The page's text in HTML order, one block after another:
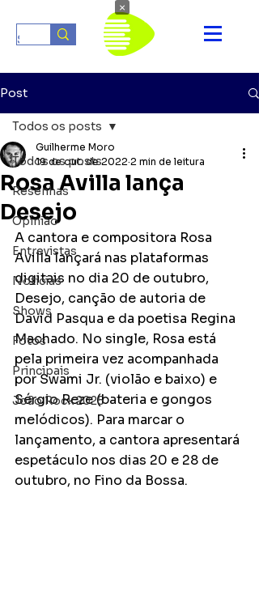
Post
Todos os posts
Resenhas
Opinião
Entrevistas
Notícias
Shows
Fotos
Principais
João Rock 2025
Todos os posts
Rosa Avilla lança
Desejo
Guilherme Moro
19 de out. de 2022 2 min de leitura
A cantora e compositora Rosa
Avilla lançará nas plataformas
digitais no dia 20 de outubro,
Desejo, canção de autoria de
David Pasqua e da poetisa Regina
Machado. No single, Rosa está
pela primeira vez acompanhada
por Swami Jr. (violão e baixo) e
Sérgio Reze (bateria e gongos
melódicos). Para marcar o
lançamento, a cantora apresentará
espetáculo nos dias 20 e 28 de
outubro, no Fino da Bossa.
×